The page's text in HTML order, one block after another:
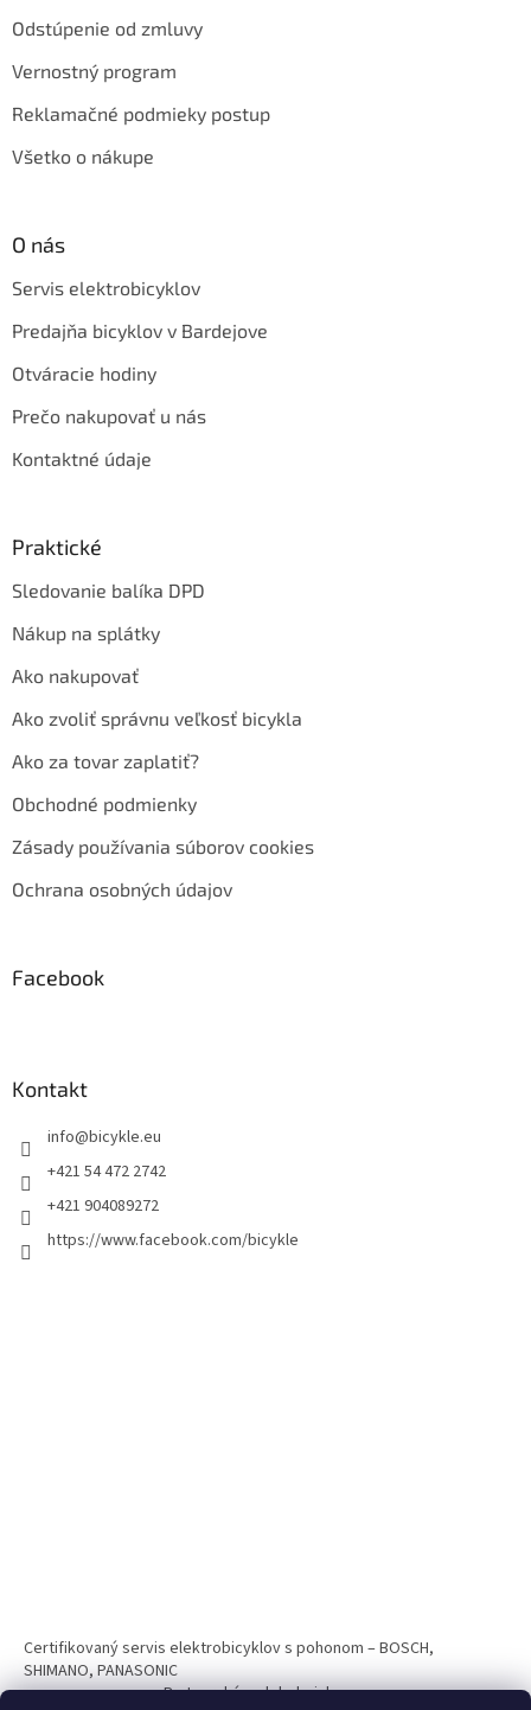
Odstúpenie od zmluvy
Vernostný program
Reklamačné podmieky postup
Všetko o nákupe
O nás
Servis elektrobicyklov
Predajňa bicyklov v Bardejove
Otváracie hodiny
Prečo nakupovať u nás
Kontaktné údaje
Praktické
Sledovanie balíka DPD
Nákup na splátky
Ako nakupovať
Ako zvoliť správnu veľkosť bicykla
Ako za tovar zaplatiť?
Obchodné podmienky
Zásady používania súborov cookies
Ochrana osobných údajov
Facebook
Kontakt
info@bicykle.eu
+421 54 472 2742
+421 904089272
https://www.facebook.com/bicykle
Certifikovaný servis elektrobicyklov s pohonom – BOSCH,
SHIMANO, PANASONIC
Partnerský web hokejshop.eu